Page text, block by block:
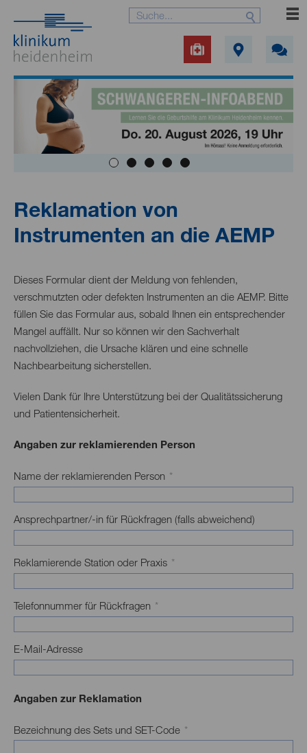
Reklamation von
Instrumenten an die AEMP
Dieses Formular dient der Meldung von fehlenden,
verschmutzten oder defekten Instrumenten an die AEMP. Bitte
füllen Sie das Formular aus, sobald Ihnen ein entsprechender
Mangel auffällt. Nur so können wir den Sachverhalt
nachvollziehen, die Ursache klären und eine schnelle
Nachbearbeitung sicherstellen.
Vielen Dank für Ihre Unterstützung bei der Qualitätssicherung
und Patientensicherheit.
Angaben zur reklamierenden Person
Name der reklamierenden Person *
Ansprechpartner/-in für Rückfragen (falls abweichend)
Reklamierende Station oder Praxis *
Telefonnummer für Rückfragen *
E-Mail-Adresse
Angaben zur Reklamation
Bezeichnung des Sets und SET-Code *